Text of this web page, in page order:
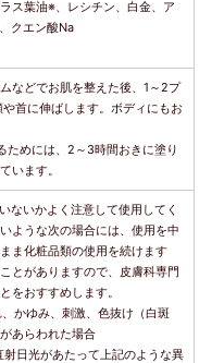
ス葉油※、レシチン、白金、ア
クエン酸Na
などでお肌を整えた後、1～2プ
首に伸ばします。ボディにもお
ためには、2～3時間おきに塗り
います。
ないかよく注意して使用してく
ような次の場合には、使用を中
ま化粧品類の使用を続けます
とがありますので、皮膚科専門
をおすすめします。
かゆみ、刺激、色抜け（白斑
あらわれた場合
日光があたって上記のような異